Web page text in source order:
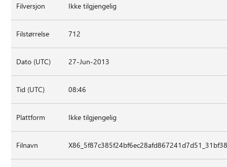
Filversjon Ikke tilgjengelig
Filstørrelse 712
Dato (UTC) 27-Jun-2013
Tid (UTC) 08:46
Plattform Ikke tilgjengelig
Filnavn